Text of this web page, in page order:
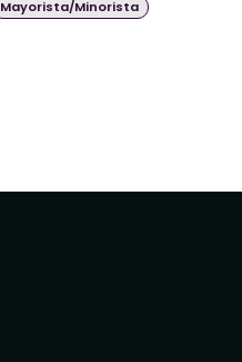
Mayorista/Minorista